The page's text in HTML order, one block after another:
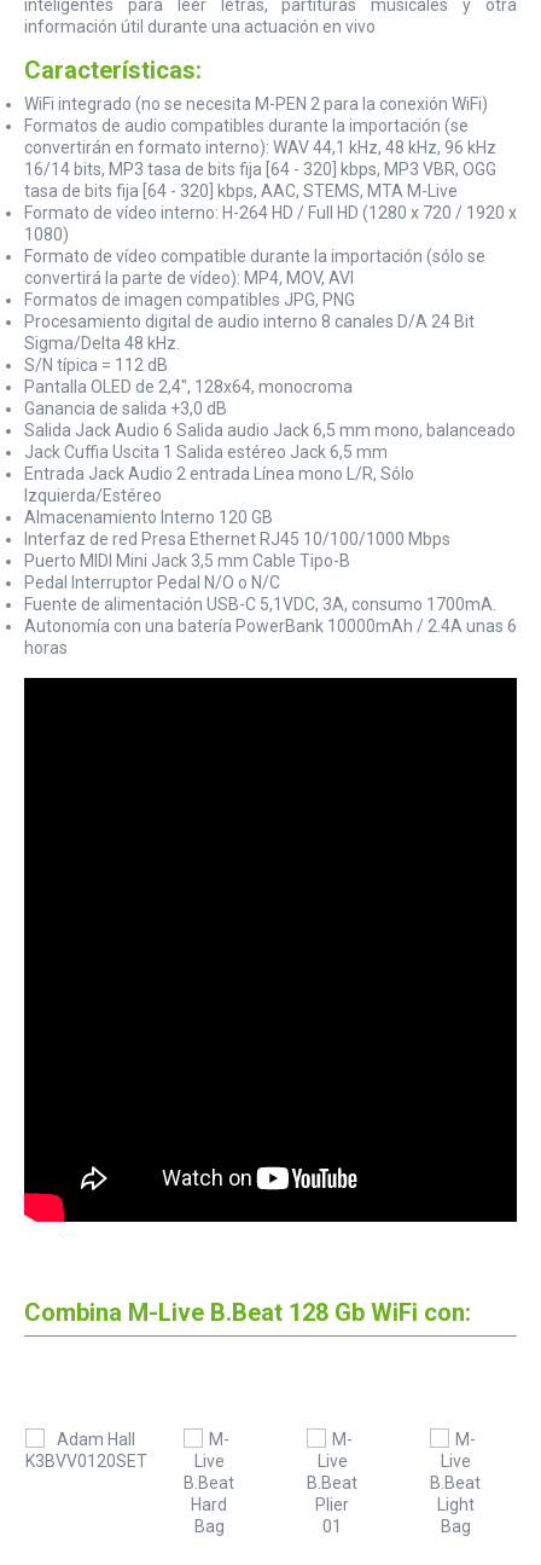
inteligentes para leer letras, partituras musicales y otra
información útil durante una actuación en vivo
Características:
WiFi integrado (no se necesita M-PEN 2 para la conexión WiFi)
Formatos de audio compatibles durante la importación (se
convertirán en formato interno): WAV 44,1 kHz, 48 kHz, 96 kHz
16/14 bits, MP3 tasa de bits fija [64 - 320] kbps, MP3 VBR, OGG
tasa de bits fija [64 - 320] kbps, AAC, STEMS, MTA M-Live
Formato de vídeo interno: H-264 HD / Full HD (1280 x 720 / 1920 x
1080)
Formato de vídeo compatible durante la importación (sólo se
convertirá la parte de vídeo): MP4, MOV, AVI
Formatos de imagen compatibles JPG, PNG
Procesamiento digital de audio interno 8 canales D/A 24 Bit
Sigma/Delta 48 kHz.
S/N típica = 112 dB
Pantalla OLED de 2,4", 128x64, monocroma
Ganancia de salida +3,0 dB
Salida Jack Audio 6 Salida audio Jack 6,5 mm mono, balanceado
Jack Cuffia Uscita 1 Salida estéreo Jack 6,5 mm
Entrada Jack Audio 2 entrada Línea mono L/R, Sólo
Izquierda/Estéreo
Almacenamiento Interno 120 GB
Interfaz de red Presa Ethernet RJ45 10/100/1000 Mbps
Puerto MIDI Mini Jack 3,5 mm Cable Tipo-B
Pedal Interruptor Pedal N/O o N/C
Fuente de alimentación USB-C 5,1VDC, 3A, consumo 1700mA.
Autonomía con una batería PowerBank 10000mAh / 2.4A unas 6
horas
Combina M-Live B.Beat 128 Gb WiFi con: